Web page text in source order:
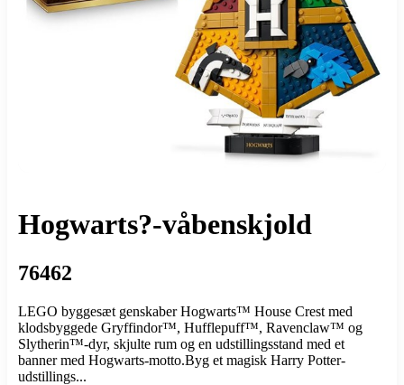
Hogwarts?-våbenskjold
76462
LEGO byggesæt genskaber Hogwarts™ House Crest med
klodsbyggede Gryffindor™, Hufflepuff™, Ravenclaw™ og
Slytherin™-dyr, skjulte rum og en udstillingsstand med et
banner med Hogwarts-motto.Byg et magisk Harry Potter-
udstillings...